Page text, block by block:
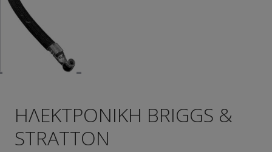
ΗΛΕΚΤΡΟΝΙΚΗ BRIGGS &
STRATTON